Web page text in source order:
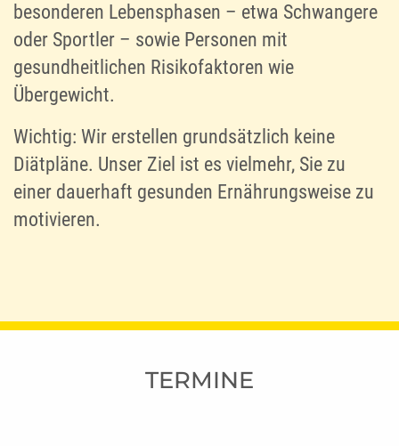
besonderen Lebensphasen – etwa Schwangere
oder Sportler – sowie Personen mit
gesundheitlichen Risikofaktoren wie
Übergewicht.
Wichtig: Wir erstellen grundsätzlich keine
Diätpläne. Unser Ziel ist es vielmehr, Sie zu
einer dauerhaft gesunden Ernährungsweise zu
motivieren.
TERMINE